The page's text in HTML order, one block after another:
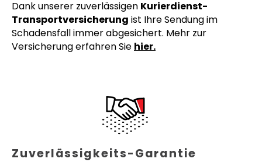
Dank unserer zuverlässigen Kurierdienst-
Transportversicherung ist Ihre Sendung im
Schadensfall immer abgesichert. Mehr zur
Versicherung erfahren Sie hier.
Zuverlässigkeits-Garantie